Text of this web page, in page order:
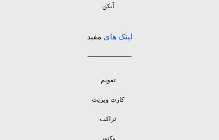
آیکن
لینک های مفید
تقویم
کارت ویزیت
تراکت
وکتور